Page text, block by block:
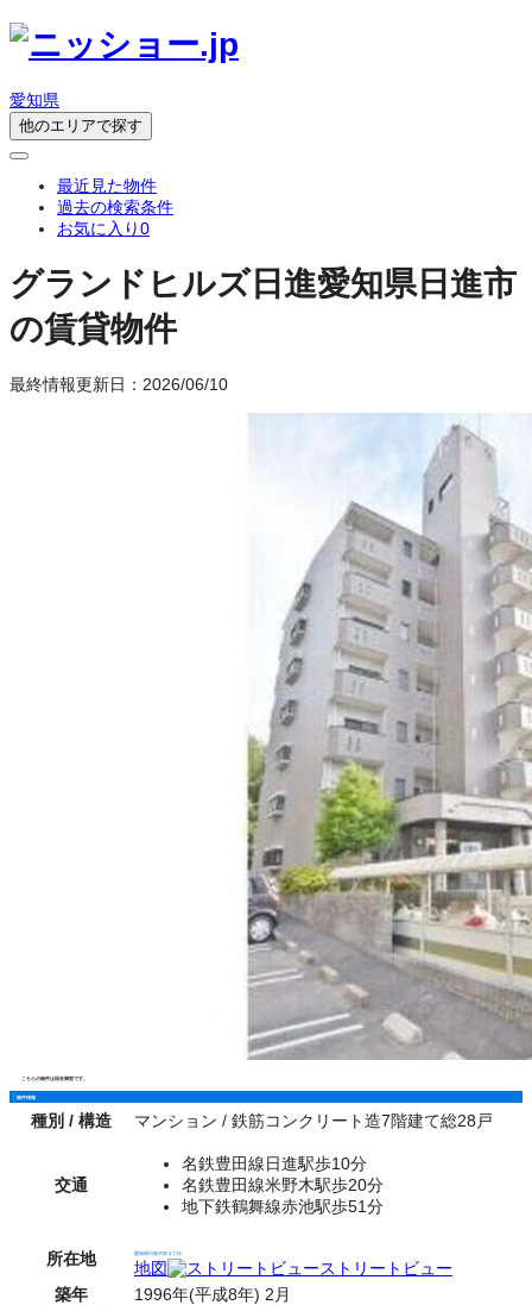
愛知県
他のエリアで探す
最近見た物件
過去の検索条件
お気に入り0
グランドヒルズ日進愛知県日進市
の賃貸物件
最終情報更新日：2026/06/10
こちらの物件は現在満室です。
物件情報
種別 / 構造 マンション / 鉄筋コンクリート造7階建て総28戸
交通
名鉄豊田線日進駅歩10分
名鉄豊田線米野木駅歩20分
地下鉄鶴舞線赤池駅歩51分
所在地 愛知県日進市栄４丁目
地図
ストリートビュー
築年
1996年(平成8年) 2月